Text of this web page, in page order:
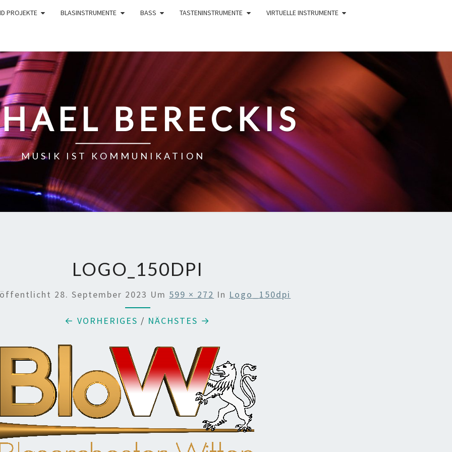
PROJEKTE BLASINSTRUMENTE BASS TASTENINSTRUMENTE VIRTUELLE INSTRUMENTE
BERECKIS
MUSIK IST KOMMUNIKATION
LOGO_150DPI
28. September 2023 Um 599 × 272 In Logo_150dpi
← VORHERIGES / NÄCHSTES →